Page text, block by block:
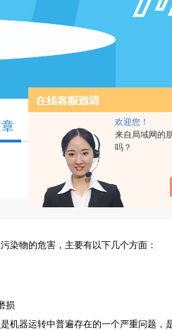
欢迎您！
来自局域网的
吗？
染物的危害 ， 主要有以下几个方面：
损
机器运转中普遍存在的一个严重问题